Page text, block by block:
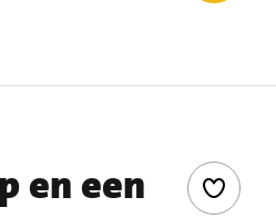
en een